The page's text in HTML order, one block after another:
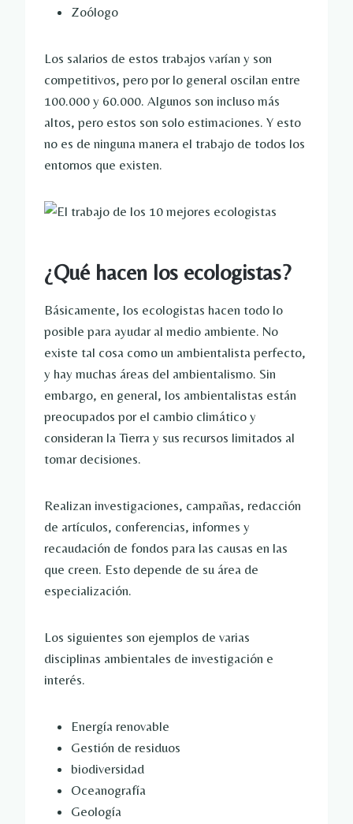
Zoólogo
Los salarios de estos trabajos varían y son
competitivos, pero por lo general oscilan entre
100.000 y 60.000. Algunos son incluso más
altos, pero estos son solo estimaciones. Y esto
no es de ninguna manera el trabajo de todos los
entornos que existen.
¿Qué hacen los ecologistas?
Básicamente, los ecologistas hacen todo lo
posible para ayudar al medio ambiente. No
existe tal cosa como un ambientalista perfecto,
y hay muchas áreas del ambientalismo. Sin
embargo, en general, los ambientalistas están
preocupados por el cambio climático y
consideran la Tierra y sus recursos limitados al
tomar decisiones.
Realizan investigaciones, campañas, redacción
de artículos, conferencias, informes y
recaudación de fondos para las causas en las
que creen. Esto depende de su área de
especialización.
Los siguientes son ejemplos de varias
disciplinas ambientales de investigación e
interés.
Energía renovable
Gestión de residuos
biodiversidad
Oceanografía
Geología